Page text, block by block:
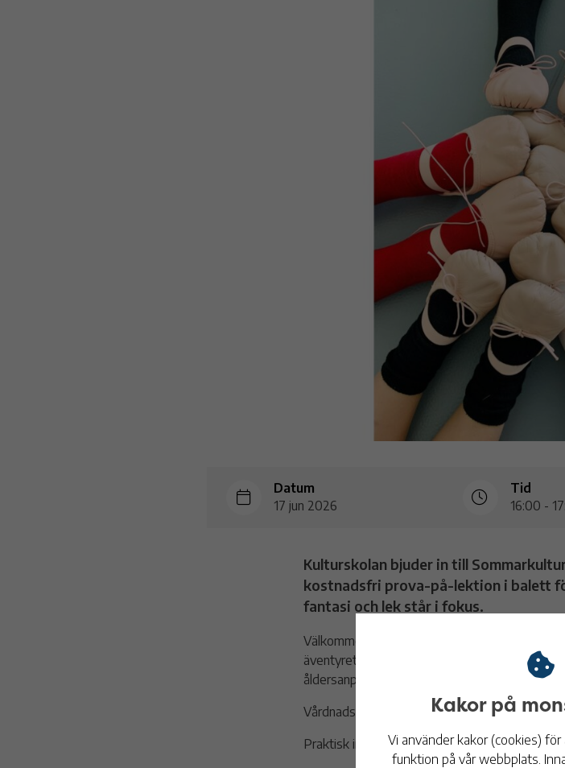
Datum
17 jun 2026
Tid
16:00 -
Kulturskolan bjuder in till
kostnadsfri prova-på-lektion i balett
fantasi och lek står i fokus.
Välkommen till en prova-på-lektion som ger
äventyret. Under lektionen testar vi
åldersanpassat sätt, med fokus på
Vårdnadshavare är varmt välkomna att
Praktisk information:
Kakor på
Vi använder kakor (cookies)
funktion på vår webbplats.